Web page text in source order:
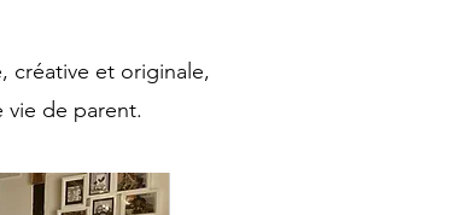
créative et originale,
vie de parent.